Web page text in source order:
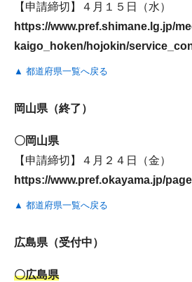
【申請締切】４月１５日（水）
https://www.pref.shimane.lg.jp/
kaigo_hoken/hojokin/
▲ 都道府県一覧へ戻る
岡山県（終了）
〇岡山県
【申請締切】４月２４日（金）
https://www.pref.okayama.jp/
▲ 都道府県一覧へ戻る
広島県（受付中）
〇広島県